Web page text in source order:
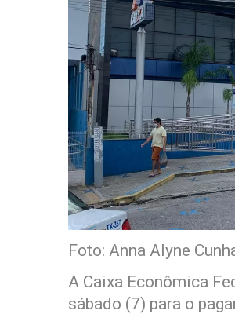
Foto: Anna Alyne
A Caixa Econômica
sábado (7) para o